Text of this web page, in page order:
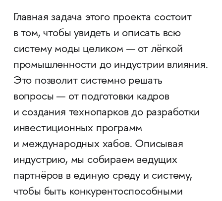
Главная задача этого проекта состоит
в том, чтобы увидеть и описать всю
систему моды целиком — от лёгкой
промышленности до индустрии влияния.
Это позволит системно решать
вопросы — от подготовки кадров
и создания технопарков до разработки
инвестиционных программ
и международных хабов. Описывая
индустрию, мы собираем ведущих
партнёров в единую среду и систему,
чтобы быть конкурентоспособными